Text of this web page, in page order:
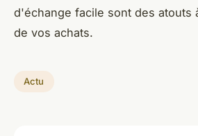
d'échange facile sont des atouts
de vos achats.
Actu